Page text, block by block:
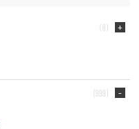
(8)
(999)